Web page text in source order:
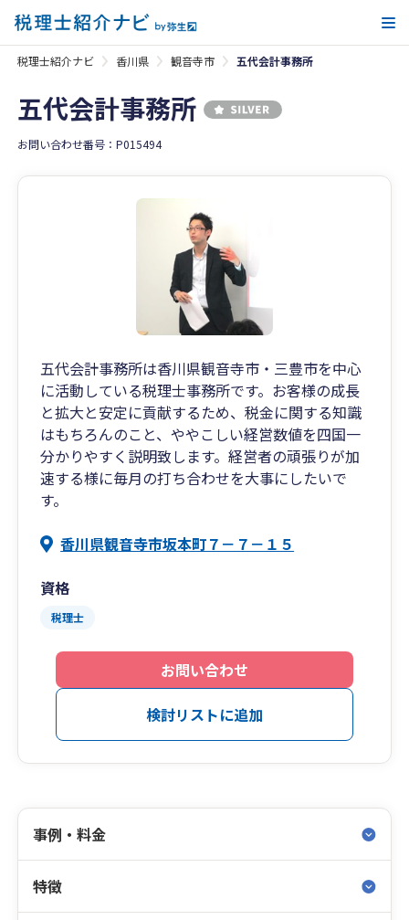
税理士紹介ナビ 香川県 観音寺市 五代会計事務所
五代会計事務所
お問い合わせ番号：P015494
五代会計事務所は香川県観音寺市・三豊市を中心
に活動している税理士事務所です。お客様の成長
と拡大と安定に貢献するため、税金に関する知識
はもちろんのこと、ややこしい経営数値を四国一
分かりやすく説明致します。経営者の頑張りが加
速する様に毎月の打ち合わせを大事にしたいで
す。
香川県観音寺市坂本町７－７－１５
資格
税理士
お問い合わせ
検討リストに追加
事例・料金
特徴